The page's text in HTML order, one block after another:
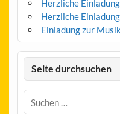
Herzliche
Herzliche
Einladung zur
Seite durchsuchen